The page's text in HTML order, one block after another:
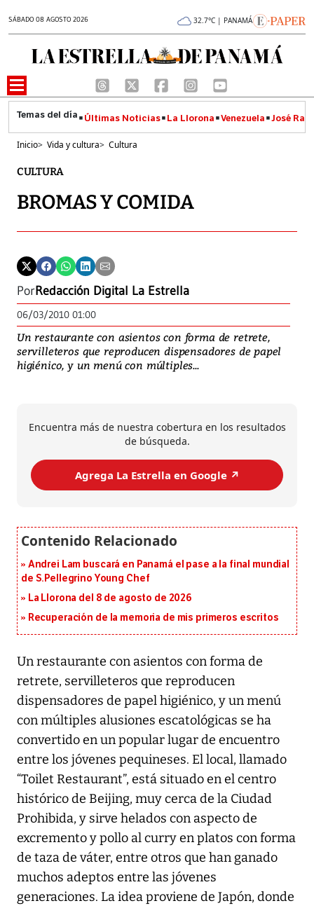
SÁBADO 08 AGOSTO 2026 32.7°C | PANAMÁ
Últimas Noticias La Llorona Venezuela José
Inicio> Vida y cultura> Cultura
CULTURA
BROMAS Y COMIDA
PorRedacción Digital La Estrella
06/03/2010 01:00
Un restaurante con asientos con forma de retrete,
servilleteros que reproducen dispensadores de papel
higiénico, y un menú con múltiples...
Encuentra más de nuestra cobertura en los resultados
de búsqueda.
Agrega La Estrella en Google ↗️
Andrei Lam buscará en Panamá el pase a la final mundial
de S.Pellegrino Young Chef
La Llorona del 8 de agosto de 2026
Recuperación de la memoria de mis primeros escritos
Un restaurante con asientos con forma de
retrete, servilleteros que reproducen
dispensadores de papel higiénico, y un menú
con múltiples alusiones escatológicas se ha
convertido en un popular lugar de encuentro
entre los jóvenes pequineses. El local, llamado
“Toilet Restaurant”, está situado en el centro
histórico de Beijing, muy cerca de la Ciudad
Prohibida, y sirve helados con aspecto de
excremento y pollo al curry en platos con forma
de taza de váter, entre otros que han ganado
muchos adeptos entre las jóvenes
generaciones. La idea proviene de Japón, donde